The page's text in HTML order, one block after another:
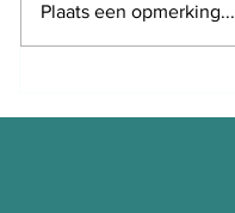
Plaats een opmerking...